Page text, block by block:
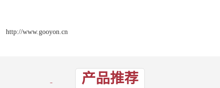
http://www.gooyon.cn
产品推荐